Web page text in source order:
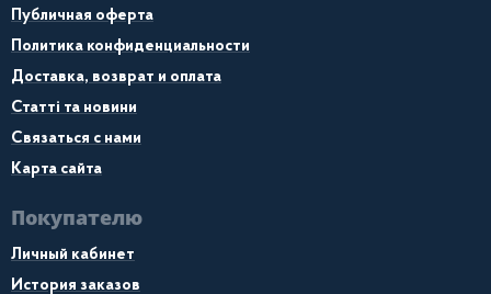
Публичная оферта
Политика конфиденциальности
Доставка, возврат и оплата
Статті та новини
Связаться с нами
Карта сайта
Покупателю
Личный кабинет
История заказов